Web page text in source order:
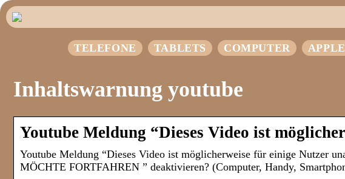
TELEFONE TABLETS COMPUTER APPLE
Inhaltswarnung youtube
Youtube Meldung “Dieses Video ist
Youtube Meldung “Dieses Video ist möglicherweise für einige Nutzer
MÖCHTE FORTFAHREN ” deaktivieren? (Computer, Handy,